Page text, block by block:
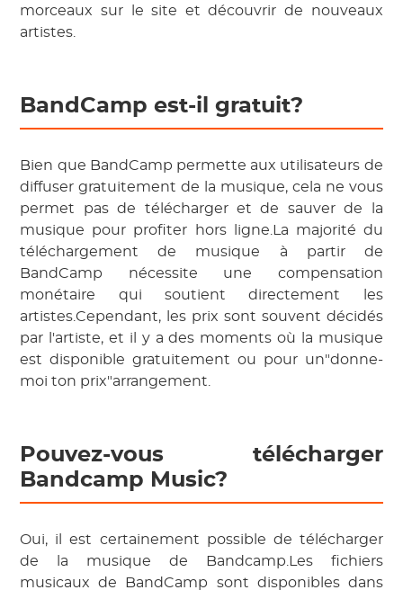
morceaux sur le site et découvrir de nouveaux
artistes.
BandCamp est-il gratuit?
Bien que BandCamp permette aux utilisateurs de
diffuser gratuitement de la musique, cela ne vous
permet pas de télécharger et de sauver de la
musique pour profiter hors ligne.La majorité du
téléchargement de musique à partir de
BandCamp nécessite une compensation
monétaire qui soutient directement les
artistes.Cependant, les prix sont souvent décidés
par l'artiste, et il y a des moments où la musique
est disponible gratuitement ou pour un"donne-
moi ton prix"arrangement.
Pouvez-vous télécharger
Bandcamp Music?
Oui, il est certainement possible de télécharger
de la musique de Bandcamp.Les fichiers
musicaux de BandCamp sont disponibles dans